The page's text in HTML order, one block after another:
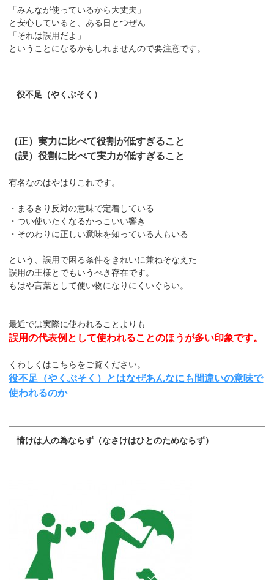
「みんなが使っているから大丈夫」
と安心していると、ある日とつぜん
「それは誤用だよ」
ということになるかもしれませんので要注意です。
役不足（やくぶそく）
（正）実力に比べて役割が低すぎること
（誤）役割に比べて実力が低すぎること
有名なのはやはりこれです。
・まるきり反対の意味で定着している
・つい使いたくなるかっこいい響き
・そのわりに正しい意味を知っている人もいる
という、誤用で困る条件をきれいに兼ねそなえた
誤用の王様とでもいうべき存在です。
もはや言葉として使い物になりにくいぐらい。
最近では実際に使われることよりも
誤用の代表例として使われることのほうが多い印象です。
くわしくはこちらをご覧ください。
役不足（やくぶそく）とはなぜあんなにも間違いの意味で
使われるのか
情けは人の為ならず（なさけはひとのためならず）